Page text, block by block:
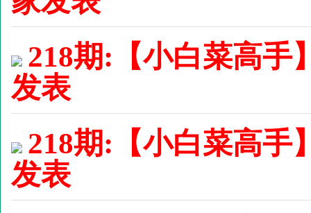
218期:【小白菜高手
发表
218期:【小白菜高手
发表